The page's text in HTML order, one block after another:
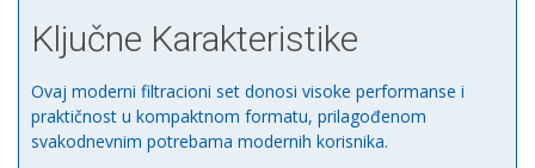
Ključne Karakteristike
Ovaj moderni filtracioni set donosi visoke performanse i
praktičnost u kompaktnom formatu, prilagođenom
svakodnevnim potrebama modernih korisnika.